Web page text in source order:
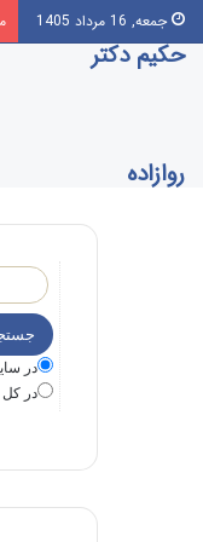
جمعه, 16 مرداد 1405
حکیم دکتر
روازاده
در
در كل